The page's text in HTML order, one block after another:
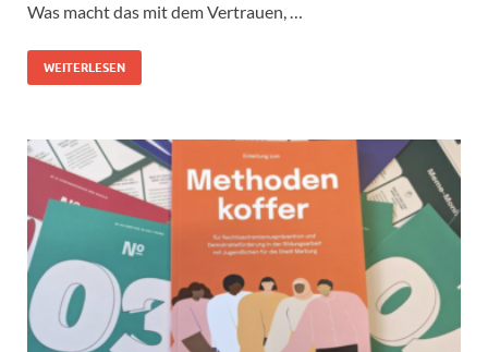
Was macht das mit dem Vertrauen, …
WEITERLESEN